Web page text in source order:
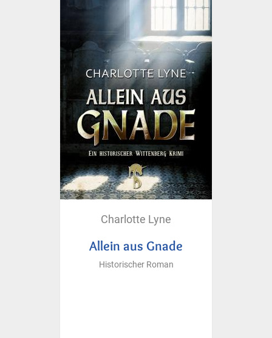
Charlotte Lyne
Allein aus Gnade
Historischer Roman